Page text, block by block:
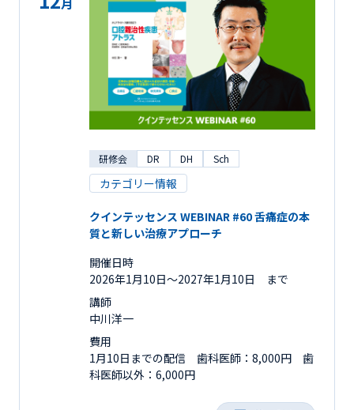
研修会 DR DH Sch
カテゴリー情報
クインテッセンス WEBINAR #60 舌痛症の本
質と新しい治療アプローチ
開催日時
2026年1月10日〜2027年1月10日 まで
講師
中川洋一
費用
1月10日までの配信 歯科医師：8,000円 歯
科医師以外：6,000円